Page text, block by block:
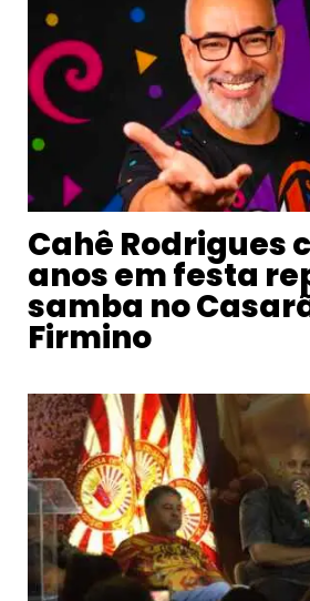
Cahê Rodrigues
anos em festa
samba no
Firmino